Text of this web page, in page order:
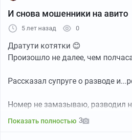
И снова мошенники на авито
5 лет назад 0
Дратути котятки 😊
Произошло не далее, чем
Рассказал супруге о разводе
Номер не замазываю, разводил
Показать полностью 3